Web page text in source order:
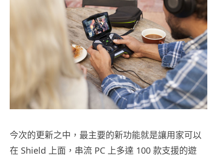
今次的更新之中，最主要的新功能就是讓用家可以
在 Shield 上面，串流 PC 上多達 100 款支援的遊